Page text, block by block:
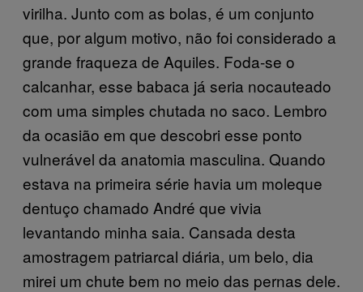
virilha. Junto com as bolas, é um conjunto
que, por algum motivo, não foi considerado a
grande fraqueza de Aquiles. Foda-se o
calcanhar, esse babaca já seria nocauteado
com uma simples chutada no saco. Lembro
da ocasião em que descobri esse ponto
vulnerável da anatomia masculina. Quando
estava na primeira série havia um moleque
dentuço chamado André que vivia
levantando minha saia. Cansada desta
amostragem patriarcal diária, um belo, dia
mirei um chute bem no meio das pernas dele.